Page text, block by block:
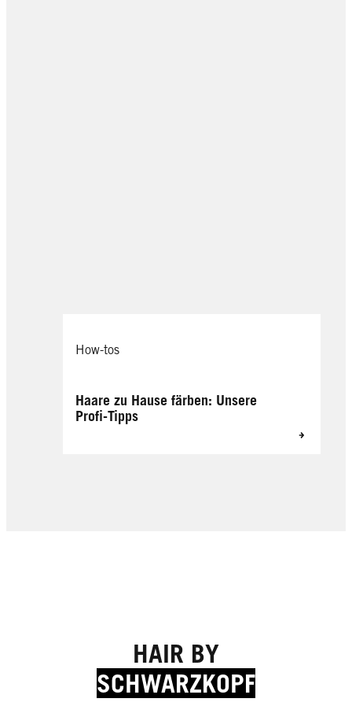
How-tos
Haare zu Hause färben: Unsere
Profi-Tipps
HAIR BY
SCHWARZKOPF